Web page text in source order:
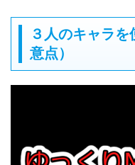
３人のキャラ
意点）